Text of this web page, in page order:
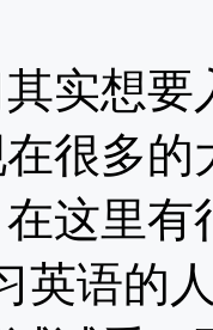
实想
很多
这里
英语的